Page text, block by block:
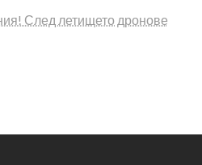
След летището дронове